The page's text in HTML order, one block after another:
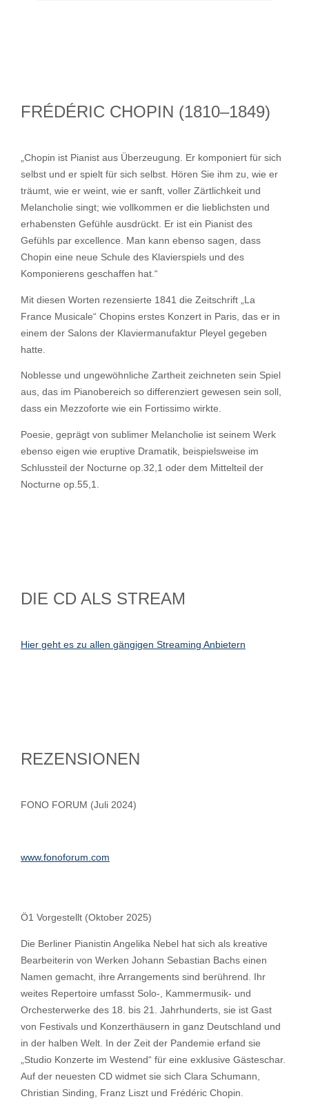
FRÉDÉRIC CHOPIN (1810–1849)
„Chopin ist Pianist aus Überzeugung. Er komponiert für sich
selbst und er spielt für sich selbst. Hören Sie ihm zu, wie er
träumt, wie er weint, wie er sanft, voller Zärtlichkeit und
Melancholie singt; wie vollkommen er die lieblichsten und
erhabensten Gefühle ausdrückt. Er ist ein Pianist des
Gefühls par excellence. Man kann ebenso sagen, dass
Chopin eine neue Schule des Klavierspiels und des
Komponierens geschaffen hat.“
Mit diesen Worten rezensierte 1841 die Zeitschrift „La
France Musicale“ Chopins erstes Konzert in Paris, das er in
einem der Salons der Klaviermanufaktur Pleyel gegeben
hatte.
Noblesse und ungewöhnliche Zartheit zeichneten sein Spiel
aus, das im Pianobereich so differenziert gewesen sein soll,
dass ein Mezzoforte wie ein Fortissimo wirkte.
Poesie, geprägt von sublimer Melancholie ist seinem Werk
ebenso eigen wie eruptive Dramatik, beispielsweise im
Schlussteil der Nocturne op.32,1 oder dem Mittelteil der
Nocturne op.55,1.
DIE CD ALS STREAM
Hier geht es zu allen gängigen Streaming Anbietern
REZENSIONEN
FONO FORUM (Juli 2024)
www.fonoforum.com
Ö1 Vorgestellt (Oktober 2025)
Die Berliner Pianistin Angelika Nebel hat sich als kreative
Bearbeiterin von Werken Johann Sebastian Bachs einen
Namen gemacht, ihre Arrangements sind berührend. Ihr
weites Repertoire umfasst Solo-, Kammermusik- und
Orchesterwerke des 18. bis 21. Jahrhunderts, sie ist Gast
von Festivals und Konzerthäusern in ganz Deutschland und
in der halben Welt. In der Zeit der Pandemie erfand sie
„Studio Konzerte im Westend“ für eine exklusive Gästeschar.
Auf der neuesten CD widmet sie sich Clara Schumann,
Christian Sinding, Franz Liszt und Frédéric Chopin.